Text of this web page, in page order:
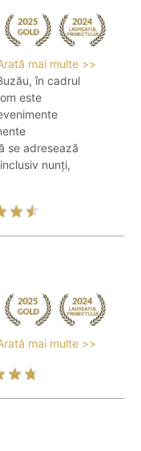
mai multe >>
în cadrul
este
se adresează
nunți,
mai multe >>